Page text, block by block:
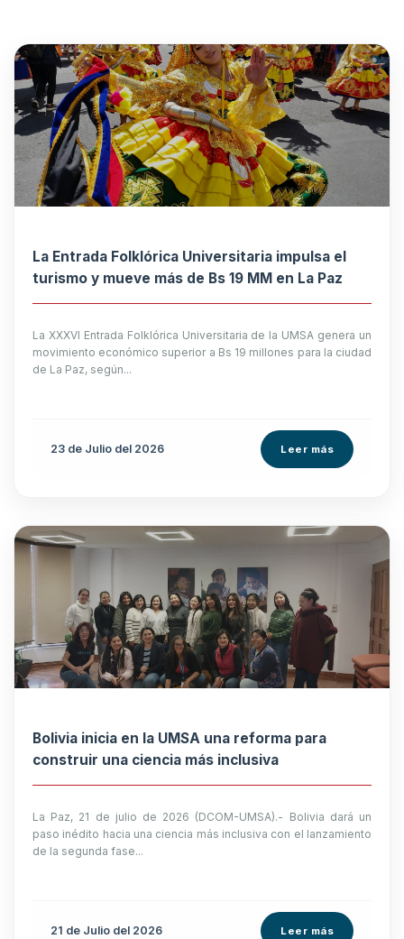
La Entrada Folklórica Universitaria impulsa el
turismo y mueve más de Bs 19 MM en La Paz
La XXXVI Entrada Folklórica Universitaria de la UMSA genera un
movimiento económico superior a Bs 19 millones para la ciudad
de La Paz, según...
23 de Julio del 2026 Leer más
Bolivia inicia en la UMSA una reforma para
construir una ciencia más inclusiva
La Paz, 21 de julio de 2026 (DCOM-UMSA).- Bolivia dará un
paso inédito hacia una ciencia más inclusiva con el lanzamiento
de la segunda fase...
21 de Julio del 2026 Leer más